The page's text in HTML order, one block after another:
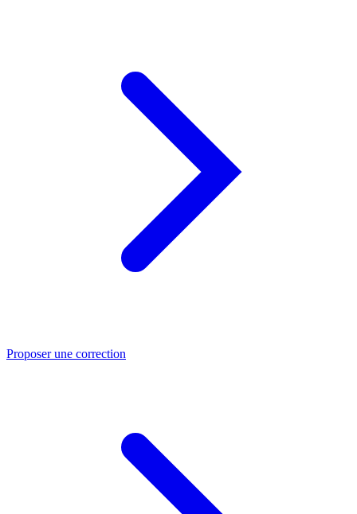
Proposer une correction